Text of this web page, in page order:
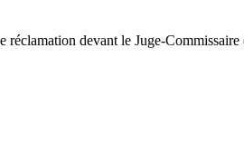
devant le Juge-